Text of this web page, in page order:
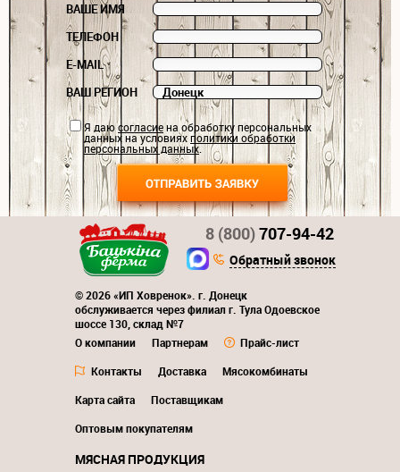
ВАШЕ ИМЯ
ТЕЛЕФОН
E-MAIL
ВАШ РЕГИОН
Я даюсогласиена обработку персональных
данных на условияхполитики обработки
персональных данных.
© 2026 «ИП Ховренок». г. Донецк
обслуживается через филиал г. Тула Одоевское
шоссе 130, склад №7
О компании
Партнерам
Прайс-лист
Контакты
Доставка
Мясокомбинаты
Карта сайта
Поставщикам
Оптовым покупателям
8 (800)707-94-42
Обратный звонок
МЯСНАЯ ПРОДУКЦИЯ